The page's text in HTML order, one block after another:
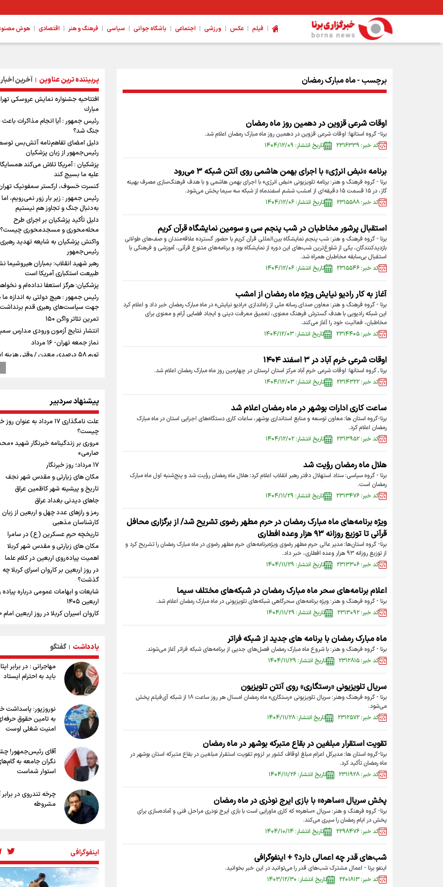
| فیلم | عکس | ورزشی | اجتماعی | باشگاه جوانی | سیاسی | فرهنگ و هنر | اقتصادی | هوش
برچسب - ماه مبارک رمضان
اوقات شرعی قزوین در دهمین روز ماه رمضان
برنا- گروه استانها: اوقات شرعی قزوین در دهمین روز ماه مبارک رمضان اعلام شد.
کد خبر: ۲۳۱۶۳۳۹
تاریخ انتشار: ۱۴۰۴/۱۲/۰۹
برنامه «نبض انرژی» با اجرای بهمن هاشمی روی آنتن شبکه ۳ می‌رود
برنا - گروه فرهنگ و هنر: برنامه تلویزیونی «نبض انرژی» با اجرای بهمن هاشمی و با هدف فرهنگ‌سازی مصرف بهینه
گاز، در ۱۵ قسمت ۱۵ دقیقه‌ای از امشب ششم اسفندماه از شبکه سه سیما پخش می‌شود.
کد خبر: ۲۳۱۵۵۸۸
تاریخ انتشار: ۱۴۰۴/۱۲/۰۶
استقبال پرشور مخاطبان در شب پنجم سی و سومین نمایشگاه قرآن کریم
برنا - گروه فرهنگ و هنر: شب پنجم نمایشگاه بین‌المللی قرآن کریم با حضور گسترده علاقه‌مندان و صف‌های طولانی
بازدیدکنندگان، یکی از شلوغ‌ترین شب‌های این دوره از نمایشگاه بود و برنامه‌های متنوع قرآنی، آموزشی و فرهنگی با
استقبال بی‌سابقه مخاطبان همراه شد.
کد خبر: ۲۳۱۵۵۴۶
تاریخ انتشار: ۱۴۰۴/۱۲/۰۶
آغاز به کار رادیو نیایش ویژه ماه رمضان از امشب
برنا - گروه فرهنگ و هنر: معاون صدای رسانه ملی از راه‌اندازی «رادیو نیایش» در ماه مبارک رمضان خبر داد و اعلام کرد
این شبکه رادیویی با هدف گسترش فرهنگ معنوی، تعمیق معرفت دینی و ایجاد فضایی آرام و معنوی برای
مخاطبان، فعالیت خود را آغاز می‌کند.
کد خبر: ۲۳۱۴۴۰۵
تاریخ انتشار: ۱۴۰۴/۱۲/۰۳
اوقات شرعی خرم آباد در ۳ اسفند ۱۴۰۴
برنا ـ گروه استانها: اوقات شرعی خرم آباد مرکز استان لرستان در چهارمین روز ماه مبارک رمضان اعلام شد.
کد خبر: ۲۳۱۴۳۲۲
تاریخ انتشار: ۱۴۰۴/۱۲/۰۳
ساعت کاری ادارات بوشهر در ماه رمضان اعلام شد
برنا-گروه استان ها: معاون توسعه و منابع استانداری بوشهر، ساعات کاری دستگاه‌های اجرایی استان در ماه مبارک
رمضان اعلام کرد.
کد خبر: ۲۳۱۳۹۵۲
تاریخ انتشار: ۱۴۰۴/۱۲/۰۲
هلال ماه رمضان رؤیت شد
برنا - گروه سیاسی: ستاد استهلال دفتر رهبر انقلاب اعلام کرد: هلال ماه رمضان رؤیت شد و پنج‌شنبه اول ماه مبارک
رمضان است.
کد خبر: ۲۳۱۳۴۷۶
تاریخ انتشار: ۱۴۰۴/۱۱/۲۹
ویژه برنامه‌های ماه مبارک رمضان در حرم مطهر رضوی تشریح شد/ از برگزاری محافل
قرآنی تا توزیع روزانه ۹۳ هزار وعده افطاری
برنا- گروه استان‌ها: مدیر عالی حرم مطهر رضوی ویژه‌برنامه‌های حرم مطهر رضوی در ماه مبارک رمضان را تشریح کرد و
از توزیع روزانه ۹۳ هزار وعده افطاری، خبر داد.
کد خبر: ۲۳۱۳۳۰۶
تاریخ انتشار: ۱۴۰۴/۱۱/۲۹
اعلام برنامه‌های سحر ماه مبارک رمضان در شبکه‌های مختلف سیما
برنا - گروه فرهنگ و هنر: ویژه برنامه‌های سحرگاهی شبکه‌های تلویزیونی در ماه مبارک رمضان اعلام شد.
کد خبر: ۲۳۱۳۰۹۲
تاریخ انتشار: ۱۴۰۴/۱۱/۲۹
ماه مبارک رمضان با برنامه های جدید از شبکه فراتر
برنا - گروه فرهنگ و هنر: با شروع ماه مبارک رمضان فصل‌های جدیی از برنامه‌های شبکه فراتر آغاز می‌شوند.
کد خبر: ۲۳۱۲۸۱۵
تاریخ انتشار: ۱۴۰۴/۱۱/۲۹
سریال تلویزیونی «رستگاری» روی آنتن تلویزیون
برنا - گروه فرهنگ وهنر: سریال تلویزیونی «رستگاری» ماه رمضان امسال هر روز ساعت ۱۸ از شبکه آی‌فیلم پخش
می‌شود.
کد خبر: ۲۳۱۲۵۷۲
تاریخ انتشار: ۱۴۰۴/۱۱/۲۸
تقویت استقرار مبلغین در بقاع متبرکه بوشهر در ماه رمضان
برنا-گروه استان ها: مدیرکل اعزام مبلغ اوقاف کشور بر لزوم تقویت استقرار مبلغین در بقاع متبرکه استان بوشهر در
ماه رمضان تأکید کرد.
کد خبر: ۲۳۱۱۹۲۸
تاریخ انتشار: ۱۴۰۴/۱۱/۲۶
پخش سریال «ساهره» با بازی ایرج نوذری در ماه رمضان
برنا- گروه فرهنگ و هنر: سریال «ساهره» که کاری ماورایی است با بازی ایرج نودری مراحل فنی و آماده‌سازی برای
پخش در ایام رمضان را سپری می‌کند.
کد خبر: ۲۲۹۸۴۷۶
تاریخ انتشار: ۱۴۰۴/۱۰/۱۴
شب‌های قدر چه اعمالی دارد؟ + اینفوگرافی
اینفو برنا - اعمال مشترک شب‌های قدر را می‌توانید در این خبر بخوانید‌.
کد خبر: ۲۲۰۱۸۱۳
تاریخ انتشار: ۱۴۰۳/۱۲/۳۰
پربیننده ترین عناوین | آخرین اخبار
افتتاحیه جشنواره نمايش عروسكى
مبارك
رئیس جمهور : آیا انجام مذاکرات باعث
جنگ شد؟
دلیل امضای تفاهم‌نامه آتش‌بس
رئیس‌جمهور از زبان پزشکیان
پزشکیان : آمریکا تلاش می‌کند
علیه ما بسیج کند
کنسرت خسوف، ارکستر سمفونیک
رئیس جمهور : زیر بار زور نمی‌رویم، اما
به‌دنبال جنگ و تجاوز هم نیستیم
دلیل تأکید پزشکیان بر اجرای طرح
محله‌محوری و مسجدمحوری چیست؟
واکنش پزشکیان به شایعه تهدید
رئیس‌جمهور
رهبر شهید انقلاب: بمباران هیروشیما
طبیعت استکباری آمریکا است
پزشکیان: هرگز استعفا نداده‌ام و
رئیس جمهور : هیچ دولتی به اندازه ما
جهت سیاست‌های رهبری قدم برنداشت
تمرین تئاتر واگن ۱۵۰
انتشار نتایج آزمون ورودی مدارس
نماز جمعه تهران- ۱۶ مرداد
تورم ۵۸ درصدی معدن / وقتی
گرفت؛ اقتصادتان را به هم می‌ریزم
پالایشگاه نفت اسلواکی منفجر شد
میان صعود و سقوط
وزیر ورزش و جوانان ایران از مرکز ملی
جمهوری آذربایجان بازدید کرد
موسی جنپو، بازیکن فصل گذشته
پانتولیکوس یونان پیوست
بازدید وزیر ورزش ایران از مجموعه ملی
تیراندازی باکو یکی از مجهزترین مراکز
تیراندازی منطقه
ورزشکاران سنگنوردی
یمن، ایستاده در برابر تحریم و تجاوز
پزشکیان: مذاکره به معنای تسلیم
دولت برای خدمت به مردم خواهد
هیچ اختلافی میان دولت و نیروهای
وجود ندارد
خبر سخنگوی کمیسیون امنیت از توافق
چارچوب کلی مذاکرات ایران و عمان بر
هرمز
پیشنهاد سردبیر
علت نامگذاری ۱۷ مرداد به عنوان
چیست؟
مروری بر زندگینامه خبرنگار شهید
صارمی»
۱۷ مرداد؛ روز خبرنگار
مکان های زیارتی و مقدس شهر نجف
تاریخ و پیشینه شهر کاظمین عراق
جاهای دیدنی بغداد عراق
رمز و رازهای عدد چهل و اربعین از زبان
کارشناسان مذهبی
تاریخچه حرم عسکرین (ع) در سامرا
مکان های زیارتی و مقدس شهر کربلا
اهمیت پیاده‌روی اربعین در کلام علما
در روز اربعین بر کاروان اسرای کربلا چه
گذشت؟
شایعات و ابهامات عمومی درباره
اربعین ۱۴۰۵
کاروان اسیران کربلا در روز اربعین
زیارت اربعین
وجه تسمیه و علت نامگذاری شهر
وجه تسمیه و علت نامگذاری شهر نجف
راهنمای کامل درباره مسیر پیاده روی
طریق العلماء
وجه تسمیه و علت نامگذاری شهر سامرا
وجه تسمیه و علت نامگذاری شهر کربلا
بهترین موکب‌های ایرانی در پیاده روی
۱۴۰۵
یادداشت | گفتگو
مهاجرانی : در برابر
باید به احترام ایستاد
نوروزپور: پاسداشت
به تامین حقوق
امنیت شغلی اوست
آقای رئیس‌جمهور!
نگران جامعه به
استوار شماست
چرخه تندروی در برابر
مشروطه
«هورامان»؛ میراثی
اینفوگرافی